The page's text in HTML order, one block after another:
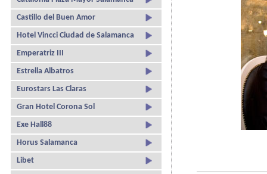
Castillo del Buen Amor
Hotel Vincci Ciudad de Salamanca
Emperatriz III
Estrella Albatros
Eurostars Las Claras
Gran Hotel Corona Sol
Exe Hall88
Horus Salamanca
Libet